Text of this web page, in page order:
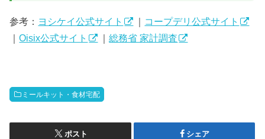
参考： ヨシケイ公式サイト ｜ コープデリ公式サイト
｜Oisix公式サイト ｜総務省 家計調査
ミールキット・食材宅配
ポスト シェア